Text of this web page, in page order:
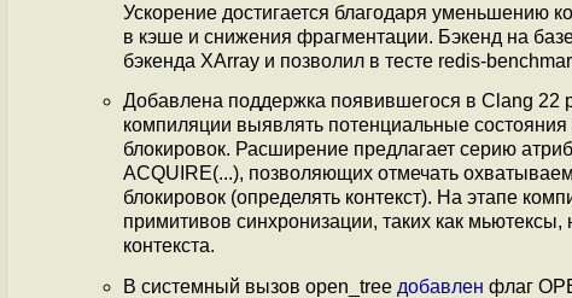
Ускорение достигается благодаря уменьшению
в кэше и снижения фрагментации. Бэкенд на
бэкенда XArray и позволил в тесте redis-
Добавлена поддержка появившегося в Clang 22
компиляции выявлять потенциальные
блокировок. Расширение предлагает серию
ACQUIRE(...), позволяющих отмечать
блокировок (определять контекст). На этапе
примитивов синхронизации, таких как
контекста.
В системный вызов open_tree добавлен флаг